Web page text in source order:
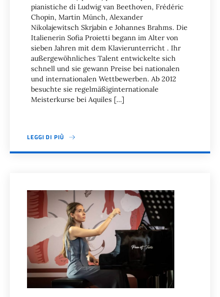
pianistiche di Ludwig van Beethoven, Frédéric
Chopin, Martin Münch, Alexander
Nikolajewitsch Skrjabin e Johannes Brahms. Die
Italienerin Sofia Proietti begann im Alter von
sieben Jahren mit dem Klavierunterricht . Ihr
außergewöhnliches Talent entwickelte sich
schnell und sie gewann Preise bei nationalen
und internationalen Wettbewerben. Ab 2012
besuchte sie regelmäßiginternationale
Meisterkurse bei Aquiles […]
LEGGI DI PIÙ